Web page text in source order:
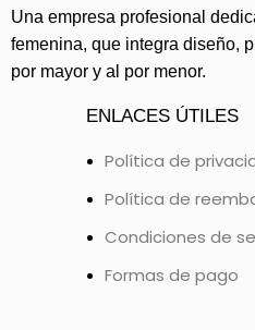
Una empresa profesional
femenina, que integra diseño,
por mayor y al por menor.
ENLACES ÚTILES
Política de
Política de
Condiciones de
Formas de pago